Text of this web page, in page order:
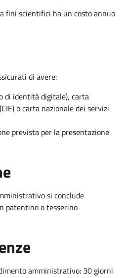
fini scientifici ha un costo annuo
di avere:
di identità digitale), carta
o carta nazionale dei servizi
prevista per la presentazione
si conclude
patentino o tesserino
amministrativo: 30 giorni